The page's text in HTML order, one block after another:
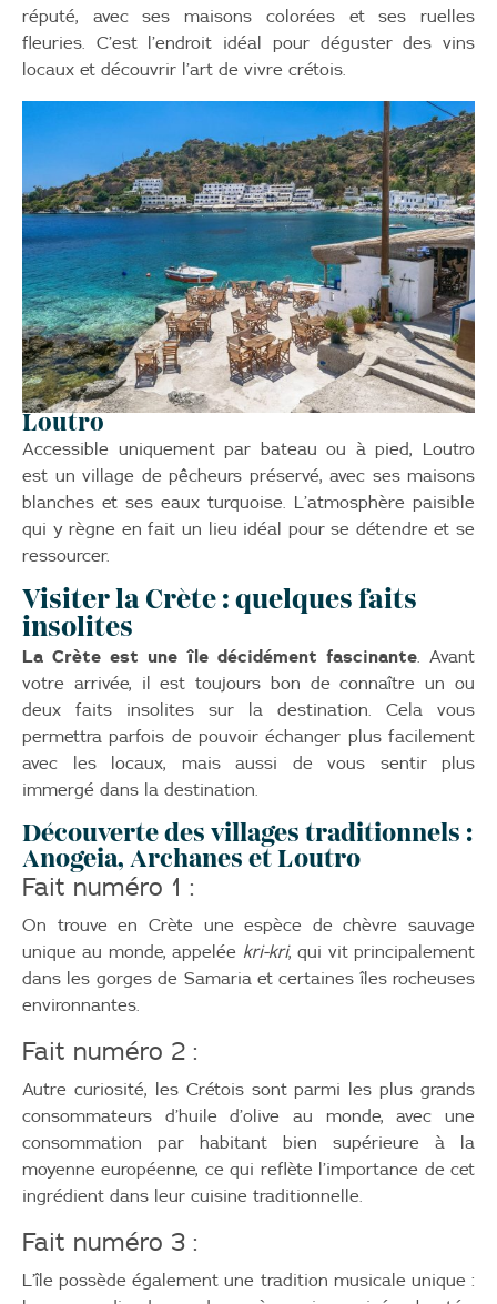
réputé, avec ses maisons colorées et ses ruelles
fleuries. C’est l’endroit idéal pour déguster des vins
locaux et découvrir l’art de vivre crétois.
Loutro
Accessible uniquement par bateau ou à pied, Loutro
est un village de pêcheurs préservé, avec ses maisons
blanches et ses eaux turquoise. L’atmosphère paisible
qui y règne en fait un lieu idéal pour se détendre et se
ressourcer.
Visiter la Crète : quelques faits
insolites
La Crète est une île décidément fascinante. Avant
votre arrivée, il est toujours bon de connaître un ou
deux faits insolites sur la destination. Cela vous
permettra parfois de pouvoir échanger plus facilement
avec les locaux, mais aussi de vous sentir plus
immergé dans la destination.
Découverte des villages traditionnels :
Anogeia, Archanes et Loutro
Fait numéro 1 :
On trouve en Crète une espèce de chèvre sauvage
unique au monde, appelée kri-kri, qui vit principalement
dans les gorges de Samaria et certaines îles rocheuses
environnantes.
Fait numéro 2 :
Autre curiosité, les Crétois sont parmi les plus grands
consommateurs d’huile d’olive au monde, avec une
consommation par habitant bien supérieure à la
moyenne européenne, ce qui reflète l’importance de cet
ingrédient dans leur cuisine traditionnelle.
Fait numéro 3 :
L’île possède également une tradition musicale unique :